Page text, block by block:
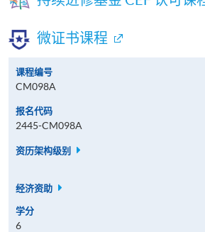
微证书课程
课程编号
CM098A
报名代码
2445-CM098A
资历架构级别
经济资助
学分
6